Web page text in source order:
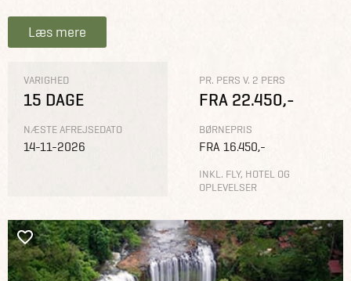
Læs mere
VARIGHED
15 DAGE
NÆSTE AFREJSEDATO
14-11-2026
PR. PERS V. 2 PERS
FRA 22.450,-
BØRNEPRIS
FRA 16.450,-
INKL. FLY, HOTEL OG
OPLEVELSER